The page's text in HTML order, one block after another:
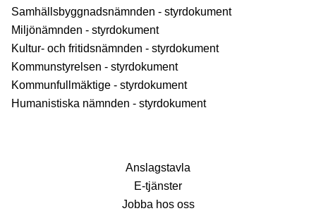
Samhällsbyggnadsnämnden - styrdokument
Miljönämnden - styrdokument
Kultur- och fritidsnämnden - styrdokument
Kommunstyrelsen - styrdokument
Kommunfullmäktige - styrdokument
Humanistiska nämnden - styrdokument
Anslagstavla
E-tjänster
Jobba hos oss